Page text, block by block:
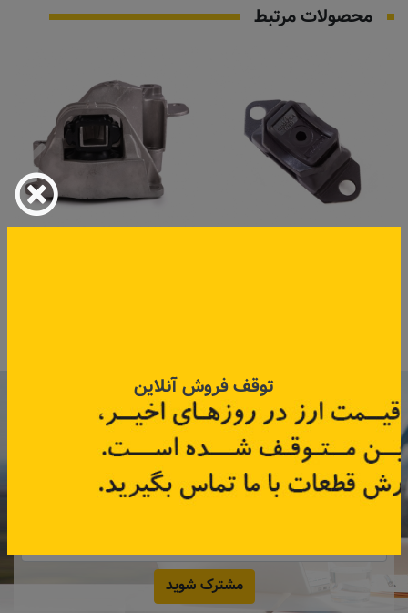
محصولات مرتبط
با عضویت در خبرنامه رنویدک
همین حالا ۱۵ هزار تومان کد‌تخفیف خرید
آنلاین
دریافت کنید.
مشترک شوید
توقف فروش آنلاین